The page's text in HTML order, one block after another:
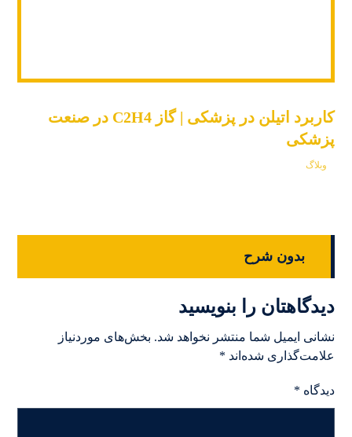
کاربرد اتیلن در پزشکی | گاز C2H4 در صنعت
پزشکی
وبلاگ
بدون شرح
دیدگاهتان را بنویسید
نشانی ایمیل شما منتشر نخواهد شد. بخش‌های موردنیاز
علامت‌گذاری شده‌اند *
دیدگاه *